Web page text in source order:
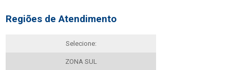
Regiões de Atendimento
Selecione:
ZONA SUL